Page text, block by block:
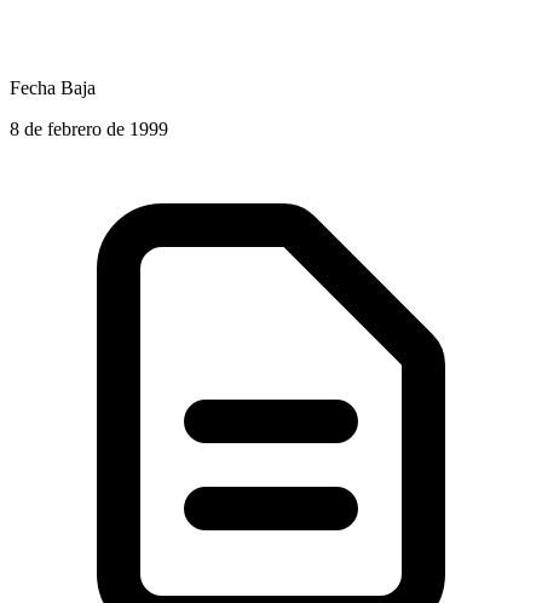
Fecha Baja
8 de febrero de 1999